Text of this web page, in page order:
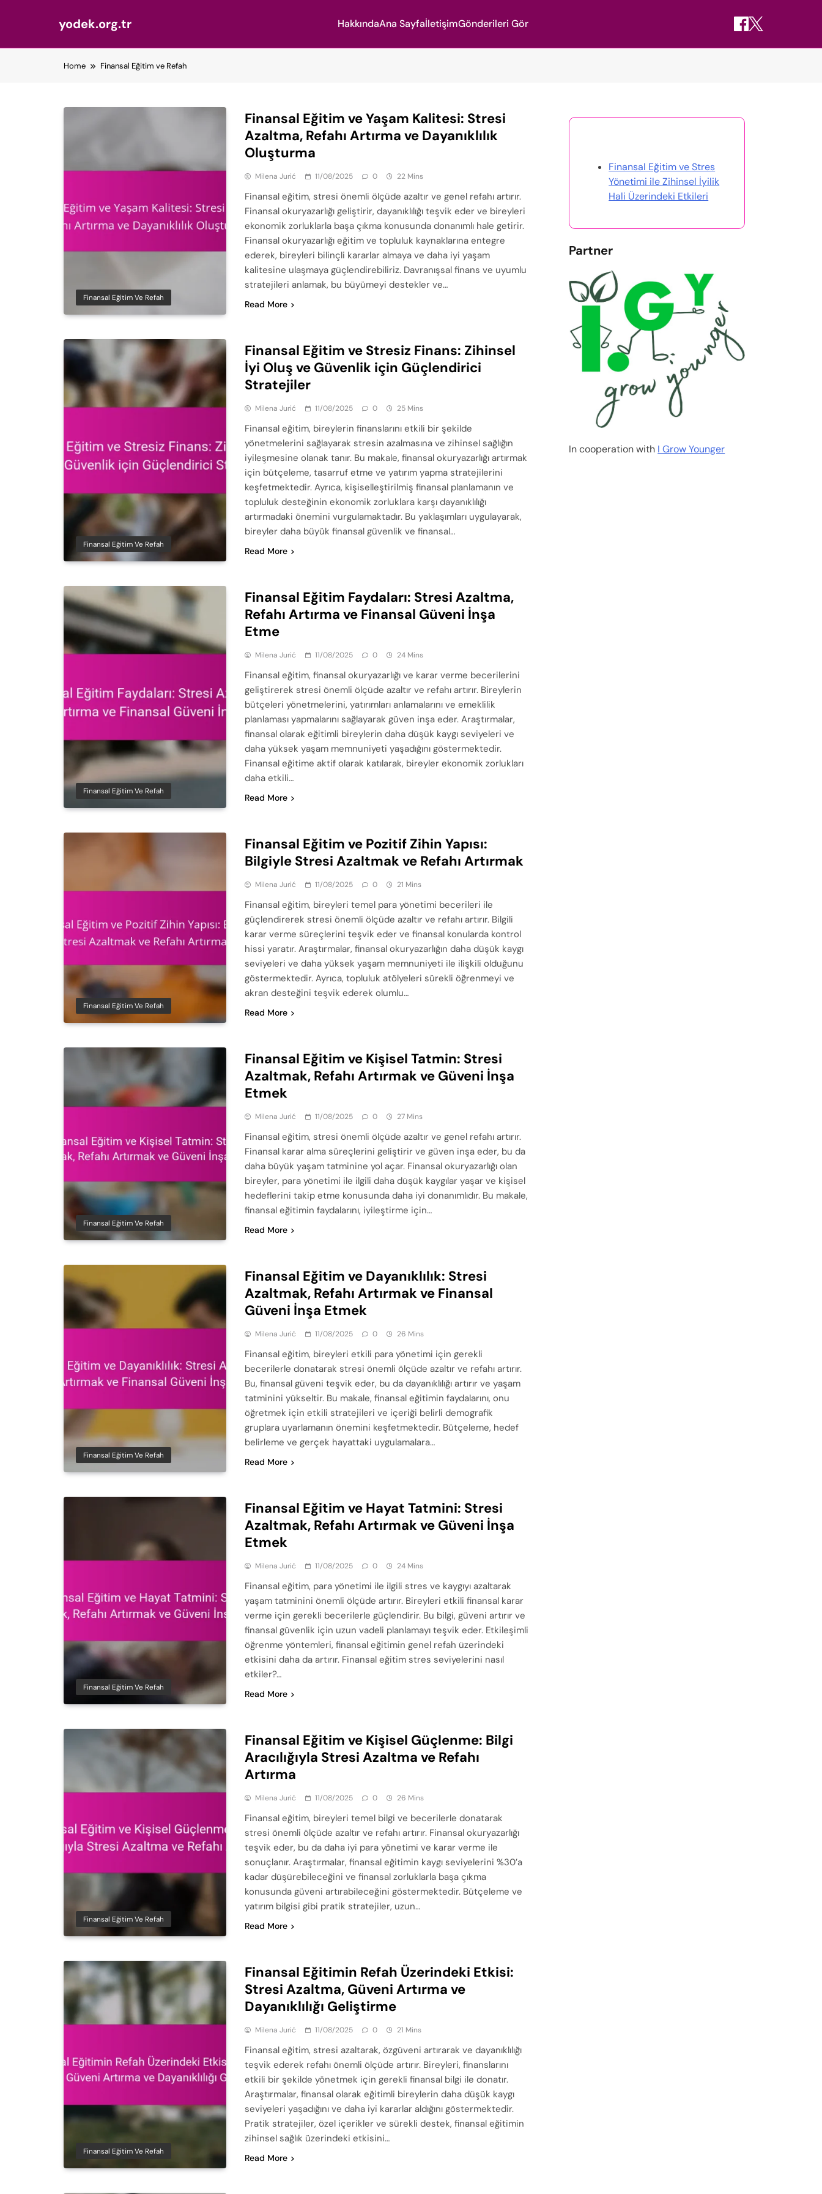
yodek.org.tr HakkındaAna SayfaİletişimGönderileri Gör
Home Finansal Eğitim ve Refah
Finansal Eğitim Ve Refah
Finansal Eğitim ve Yaşam Kalitesi: Stresi
Azaltma, Refahı Artırma ve Dayanıklılık
Oluşturma
Milena Jurić 11/08/2025 0 22 Mins
Finansal eğitim, stresi önemli ölçüde azaltır ve genel refahı artırır.
Finansal okuryazarlığı geliştirir, dayanıklılığı teşvik eder ve bireyleri
ekonomik zorluklarla başa çıkma konusunda donanımlı hale getirir.
Finansal okuryazarlığı eğitim ve topluluk kaynaklarına entegre
ederek, bireyleri bilinçli kararlar almaya ve daha iyi yaşam
kalitesine ulaşmaya güçlendirebiliriz. Davranışsal finans ve uyumlu
stratejileri anlamak, bu büyümeyi destekler ve…
Read More
Finansal Eğitim Ve Refah
Finansal Eğitim ve Stresiz Finans: Zihinsel
İyi Oluş ve Güvenlik için Güçlendirici
Stratejiler
Milena Jurić 11/08/2025 0 25 Mins
Finansal eğitim, bireylerin finanslarını etkili bir şekilde
yönetmelerini sağlayarak stresin azalmasına ve zihinsel sağlığın
iyileşmesine olanak tanır. Bu makale, finansal okuryazarlığı artırmak
için bütçeleme, tasarruf etme ve yatırım yapma stratejilerini
keşfetmektedir. Ayrıca, kişiselleştirilmiş finansal planlamanın ve
topluluk desteğinin ekonomik zorluklara karşı dayanıklılığı
artırmadaki önemini vurgulamaktadır. Bu yaklaşımları uygulayarak,
bireyler daha büyük finansal güvenlik ve finansal…
Read More
Finansal Eğitim Ve Refah
Finansal Eğitim Faydaları: Stresi Azaltma,
Refahı Artırma ve Finansal Güveni İnşa
Etme
Milena Jurić 11/08/2025 0 24 Mins
Finansal eğitim, finansal okuryazarlığı ve karar verme becerilerini
geliştirerek stresi önemli ölçüde azaltır ve refahı artırır. Bireylerin
bütçeleri yönetmelerini, yatırımları anlamalarını ve emeklilik
planlaması yapmalarını sağlayarak güven inşa eder. Araştırmalar,
finansal olarak eğitimli bireylerin daha düşük kaygı seviyeleri ve
daha yüksek yaşam memnuniyeti yaşadığını göstermektedir.
Finansal eğitime aktif olarak katılarak, bireyler ekonomik zorlukları
daha etkili…
Read More
Finansal Eğitim Ve Refah
Finansal Eğitim ve Pozitif Zihin Yapısı:
Bilgiyle Stresi Azaltmak ve Refahı Artırmak
Milena Jurić 11/08/2025 0 21 Mins
Finansal eğitim, bireyleri temel para yönetimi becerileri ile
güçlendirerek stresi önemli ölçüde azaltır ve refahı artırır. Bilgili
karar verme süreçlerini teşvik eder ve finansal konularda kontrol
hissi yaratır. Araştırmalar, finansal okuryazarlığın daha düşük kaygı
seviyeleri ve daha yüksek yaşam memnuniyeti ile ilişkili olduğunu
göstermektedir. Ayrıca, topluluk atölyeleri sürekli öğrenmeyi ve
akran desteğini teşvik ederek olumlu…
Read More
Finansal Eğitim Ve Refah
Finansal Eğitim ve Kişisel Tatmin: Stresi
Azaltmak, Refahı Artırmak ve Güveni İnşa
Etmek
Milena Jurić 11/08/2025 0 27 Mins
Finansal eğitim, stresi önemli ölçüde azaltır ve genel refahı artırır.
Finansal karar alma süreçlerini geliştirir ve güven inşa eder, bu da
daha büyük yaşam tatminine yol açar. Finansal okuryazarlığı olan
bireyler, para yönetimi ile ilgili daha düşük kaygılar yaşar ve kişisel
hedeflerini takip etme konusunda daha iyi donanımlıdır. Bu makale,
finansal eğitimin faydalarını, iyileştirme için…
Read More
Finansal Eğitim Ve Refah
Finansal Eğitim ve Dayanıklılık: Stresi
Azaltmak, Refahı Artırmak ve Finansal
Güveni İnşa Etmek
Milena Jurić 11/08/2025 0 26 Mins
Finansal eğitim, bireyleri etkili para yönetimi için gerekli
becerilerle donatarak stresi önemli ölçüde azaltır ve refahı artırır.
Bu, finansal güveni teşvik eder, bu da dayanıklılığı artırır ve yaşam
tatminini yükseltir. Bu makale, finansal eğitimin faydalarını, onu
öğretmek için etkili stratejileri ve içeriği belirli demografik
gruplara uyarlamanın önemini keşfetmektedir. Bütçeleme, hedef
belirleme ve gerçek hayattaki uygulamalara…
Read More
Finansal Eğitim Ve Refah
Finansal Eğitim ve Hayat Tatmini: Stresi
Azaltmak, Refahı Artırmak ve Güveni İnşa
Etmek
Milena Jurić 11/08/2025 0 24 Mins
Finansal eğitim, para yönetimi ile ilgili stres ve kaygıyı azaltarak
yaşam tatminini önemli ölçüde artırır. Bireyleri etkili finansal karar
verme için gerekli becerilerle güçlendirir. Bu bilgi, güveni artırır ve
finansal güvenlik için uzun vadeli planlamayı teşvik eder. Etkileşimli
öğrenme yöntemleri, finansal eğitimin genel refah üzerindeki
etkisini daha da artırır. Finansal eğitim stres seviyelerini nasıl
etkiler?…
Read More
Finansal Eğitim Ve Refah
Finansal Eğitim ve Kişisel Güçlenme: Bilgi
Aracılığıyla Stresi Azaltma ve Refahı
Artırma
Milena Jurić 11/08/2025 0 26 Mins
Finansal eğitim, bireyleri temel bilgi ve becerilerle donatarak
stresi önemli ölçüde azaltır ve refahı artırır. Finansal okuryazarlığı
teşvik eder, bu da daha iyi para yönetimi ve karar verme ile
sonuçlanır. Araştırmalar, finansal eğitimin kaygı seviyelerini %30’a
kadar düşürebileceğini ve finansal zorluklarla başa çıkma
konusunda güveni artırabileceğini göstermektedir. Bütçeleme ve
yatırım bilgisi gibi pratik stratejiler, uzun…
Read More
Finansal Eğitim Ve Refah
Finansal Eğitimin Refah Üzerindeki Etkisi:
Stresi Azaltma, Güveni Artırma ve
Dayanıklılığı Geliştirme
Milena Jurić 11/08/2025 0 21 Mins
Finansal eğitim, stresi azaltarak, özgüveni artırarak ve dayanıklılığı
teşvik ederek refahı önemli ölçüde artırır. Bireyleri, finanslarını
etkili bir şekilde yönetmek için gerekli finansal bilgi ile donatır.
Araştırmalar, finansal olarak eğitimli bireylerin daha düşük kaygı
seviyeleri yaşadığını ve daha iyi kararlar aldığını göstermektedir.
Pratik stratejiler, özel içerikler ve sürekli destek, finansal eğitimin
zihinsel sağlık üzerindeki etkisini…
Read More
Finansal Eğitim ve Stres
Yönetimi ile Zihinsel İyilik
Hali Üzerindeki Etkileri
Partner
In cooperation with I Grow Younger